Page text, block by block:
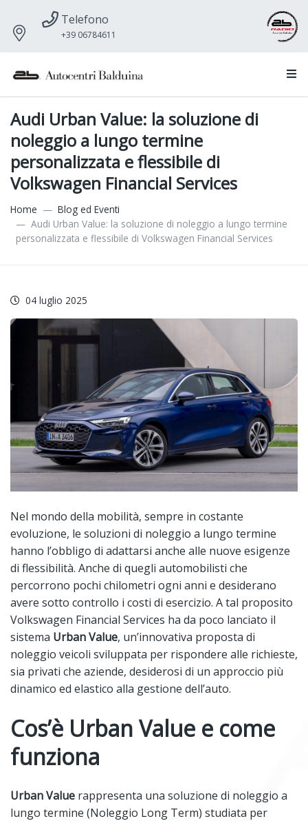
Telefono
+39 06784611
Audi Urban Value: la soluzione di
noleggio a lungo termine
personalizzata e flessibile di
Volkswagen Financial Services
Home
Blog ed Eventi
Audi Urban Value: la soluzione di noleggio a lungo termine
personalizzata e flessibile di Volkswagen Financial Services
04 luglio 2025
Nel mondo della mobilità, sempre in costante
evoluzione, le soluzioni di noleggio a lungo termine
hanno l’obbligo di adattarsi anche alle nuove esigenze
di flessibilità. Anche di quegli automobilisti che
percorrono pochi chilometri ogni anni e desiderano
avere sotto controllo i costi di esercizio. A tal proposito
Volkswagen Financial Services ha da poco lanciato il
sistema Urban Value, un’innovativa proposta di
noleggio veicoli sviluppata per rispondere alle richieste,
sia privati che aziende, desiderosi di un approccio più
dinamico ed elastico alla gestione dell’auto.
Cos’è Urban Value e come
funziona
Urban Value rappresenta una soluzione di noleggio a
lungo termine (Noleggio Long Term) studiata per